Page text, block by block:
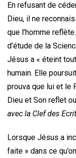
En refusant de
Dieu, il ne
que l’homme
d’étude de la
Jésus a « éteint
humain. Elle
prouva que lui et le
Dieu et Son reflet
avec la Clef des
Lorsque Jésus a
faite » dans ce